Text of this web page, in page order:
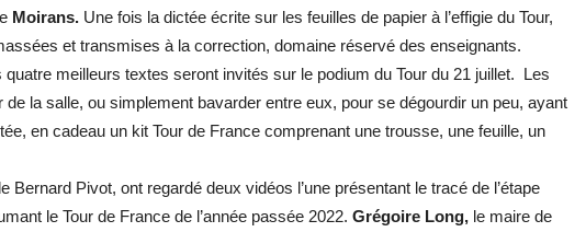
Moirans. Une fois la dictée écrite sur les feuilles de papier à l’effigie du Tour,
et transmises à la correction, domaine réservé des enseignants.
quatre meilleurs textes seront invités sur le podium du Tour du 21 juillet. Les
de la salle, ou simplement bavarder entre eux, pour se dégourdir un peu, ayant
en cadeau un kit Tour de France comprenant une trousse, une feuille, un
Bernard Pivot, ont regardé deux vidéos l’une présentant le tracé de l’étape
le Tour de France de l’année passée 2022. Grégoire Long, le maire de